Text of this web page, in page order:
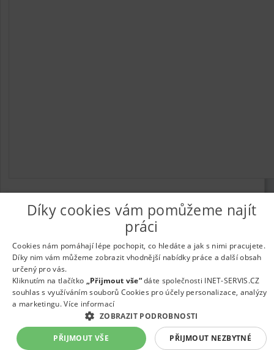
| Nabídka práce - zaměstnání
Informace o webu a kontakt na provozovatele |Podmínky
webu|Vložit inzerát|Odběr novinek| Odstranění inzerátu|
Díky cookies vám pomůžeme najít
práci
Cookies nám pomáhají lépe pochopit, co hledáte a jak s nimi pracujete.
Díky nim vám můžeme zobrazit vhodnější nabídky práce a další obsah
určený pro vás.
Kliknutím na tlačítko „Přijmout vše“dáte společnosti INET-SERVIS.CZ
souhlas s využíváním souborů Cookies pro účely personalizace, analýzy
a marketingu.Více informací
ZOBRAZIT PODROBNOSTI
PŘIJMOUT VŠE PŘIJMOUT NEZBYTNÉ